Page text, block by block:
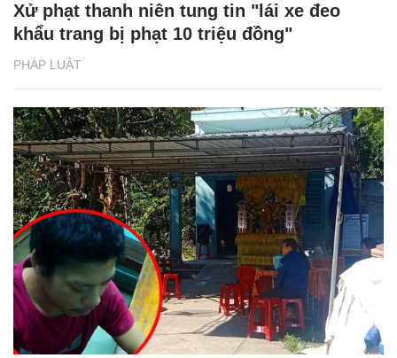
PHÁP LUẬT
Xử phạt thanh niên tung tin "lái xe đeo
khẩu trang bị phạt 10 triệu đồng"